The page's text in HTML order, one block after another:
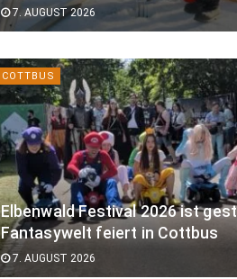
7. AUGUST 2026
COTTBUS
Elbenwald Festival 2026 ist
Fantasywelt feiert in Cottbus
7. AUGUST 2026